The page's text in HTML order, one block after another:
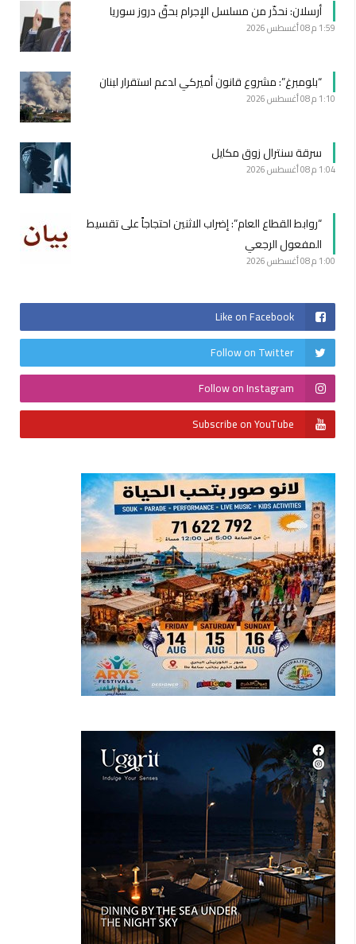
أرسلان: نحذّر من مسلسل الإجرام بحقّ دروز سوريا
1:59 م 08 أغسطس 2026
“بلومبرغ”: مشروع قانون أميركي لدعم استقرار لبنان
1:10 م 08 أغسطس 2026
سرقة سنترال زوق مكايل
1:04 م 08 أغسطس 2026
“روابط القطاع العام”: إضراب الاثنين احتجاجاً على تقسيط
المفعول الرجعي
1:00 م 08 أغسطس 2026
Like on Facebook
Follow on Twitter
Follow on Instagram
Subscribe on YouTube